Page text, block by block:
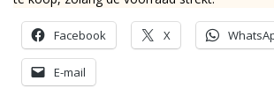
Facebook X
E-mail